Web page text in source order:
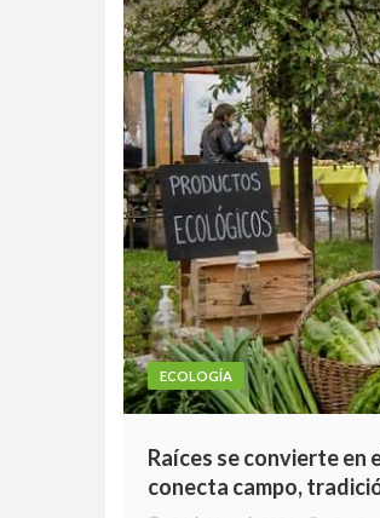
ECOLOGÍA
Raíces se convierte en
conecta campo,